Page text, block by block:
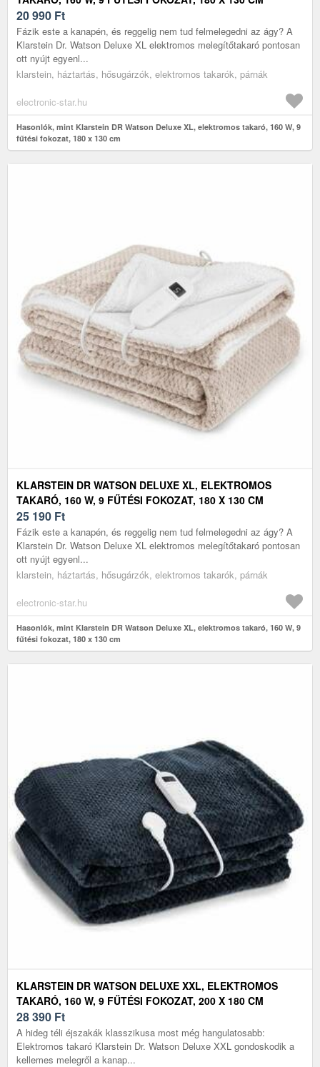
20 990 Ft
Fázik este a kanapén, és reggelig nem tud felmelegedni az ágy? A
Klarstein Dr. Watson Deluxe XL elektromos melegítőtakaró pontosan
ott nyújt egyenl...
klarstein, háztartás, hősugárzók, elektromos takarók, párnák
electronic-star.hu
Hasonlók, mint Klarstein DR Watson Deluxe XL, elektromos takaró, 160 W, 9
fűtési fokozat, 180 x 130 cm
KLARSTEIN DR WATSON DELUXE XL, ELEKTROMOS
TAKARÓ, 160 W, 9 FŰTÉSI FOKOZAT, 180 X 130 CM
25 190 Ft
Fázik este a kanapén, és reggelig nem tud felmelegedni az ágy? A
Klarstein Dr. Watson Deluxe XL elektromos melegítőtakaró pontosan
ott nyújt egyenl...
klarstein, háztartás, hősugárzók, elektromos takarók, párnák
electronic-star.hu
Hasonlók, mint Klarstein DR Watson Deluxe XL, elektromos takaró, 160 W, 9
fűtési fokozat, 180 x 130 cm
KLARSTEIN DR WATSON DELUXE XXL, ELEKTROMOS
TAKARÓ, 160 W, 9 FŰTÉSI FOKOZAT, 200 X 180 CM
28 390 Ft
A hideg téli éjszakák klasszikusa most még hangulatosabb:
Elektromos takaró Klarstein Dr. Watson Deluxe XXL gondoskodik a
kellemes melegről a kanap...